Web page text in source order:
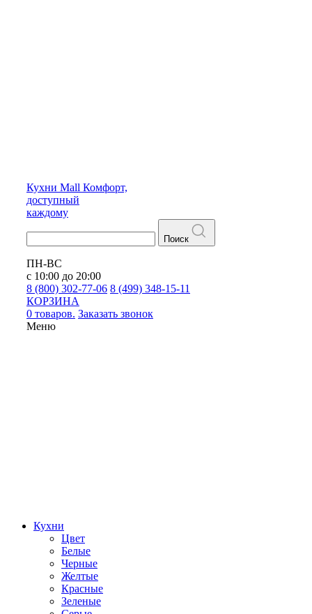
Кухни Mall Комфорт,
доступный
каждому
Поиск
ПН-ВС
с 10:00 до 20:00
8 (800) 302-77-06 8 (499) 348-15-11
КОРЗИНА
0 товаров. Заказать звонок
Меню
Кухни
Цвет
Белые
Черные
Желтые
Красные
Зеленые